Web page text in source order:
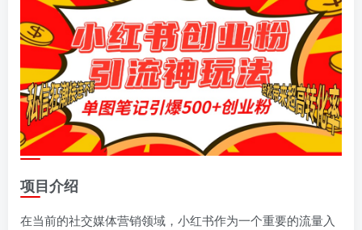
项目介绍
在当前的社交媒体营销领域，小红书作为一个重要的流量入